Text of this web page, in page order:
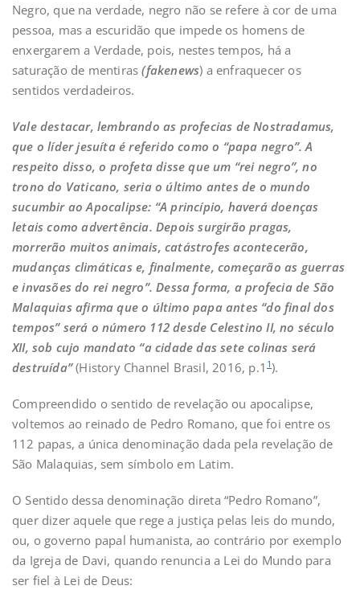
Negro, que na verdade, negro não se refere à cor de uma
pessoa, mas a escuridão que impede os homens de
enxergarem a Verdade, pois, nestes tempos, há a
saturação de mentiras(fakenews) a enfraquecer os
sentidos verdadeiros.
Vale destacar, lembrando as profecias de Nostradamus,
que o líder jesuíta é referido como o “papa negro”. A
respeito disso, o profeta disse que um “rei negro”, no
trono do Vaticano, seria o último antes de o mundo
sucumbir ao Apocalipse: “A princípio, haverá doenças
letais como advertência. Depois surgirão pragas,
morrerão muitos animais, catástrofes acontecerão,
mudanças climáticas e, finalmente, começarão as guerras
e invasões do rei negro”. Dessa forma, a profecia de São
Malaquias afirma que o último papa antes “do final dos
tempos” será o número 112 desde Celestino II, no século
XII, sob cujo mandato “a cidade das sete colinas será
destruída”(History Channel Brasil, 2016, p.1 1).
Compreendido o sentido de revelação ou apocalipse,
voltemos ao reinado de Pedro Romano, que foi entre os
112 papas, a única denominação dada pela revelação de
São Malaquias, sem símbolo em Latim.
O Sentido dessa denominação direta “Pedro Romano”,
quer dizer aquele que rege a justiça pelas leis do mundo,
ou, o governo papal humanista, ao contrário por exemplo
da Igreja de Davi, quando renuncia a Lei do Mundo para
ser fiel à Lei de Deus: